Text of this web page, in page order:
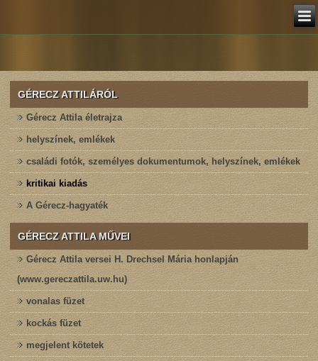
GÉRECZ ATTILÁRÓL
Gérecz Attila életrajza
helyszínek, emlékek
családi fotók, személyes dokumentumok, helyszínek, emlékek
kritikai kiadás
A Gérecz-hagyaték
GÉRECZ ATTILA MŰVEI
Gérecz Attila versei H. Drechsel Mária honlapján
(www.gereczattila.uw.hu)
vonalas füzet
kockás füzet
megjelent kötetek